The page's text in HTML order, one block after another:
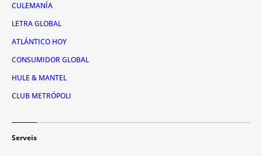
CULEMANÍA
LETRA GLOBAL
ATLÁNTICO HOY
CONSUMIDOR GLOBAL
HULE & MANTEL
CLUB METRÓPOLI
Serveis